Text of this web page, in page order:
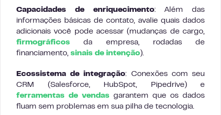
Capacidades de enriquecimento: Além das
informações básicas de contato, avalie quais dados
adicionais você pode acessar (mudanças de cargo,
firmográficos da empresa, rodadas de
financiamento, sinais de intenção).
Ecossistema de integração: Conexões com seu
CRM (Salesforce, HubSpot, Pipedrive) e
ferramentas de vendas garantem que os dados
fluam sem problemas em sua pilha de tecnologia.